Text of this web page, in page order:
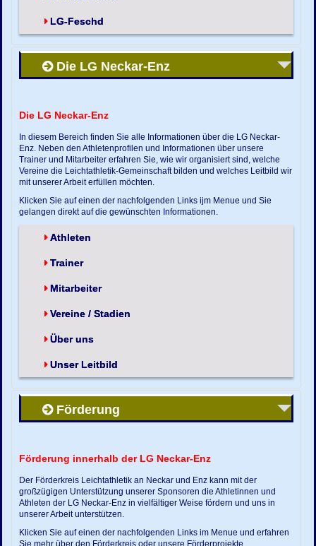
LG-Feschd
Die LG Neckar-Enz
Die LG Neckar-Enz
In diesem Bereich finden Sie alle Informationen über die LG Neckar-
Enz. Neben den Athletenprofilen und Informationen über unsere
Trainer und Mitarbeiter erfahren Sie, wie wir organisiert sind, welche
Vereine die Leichtathletik-Gemeinschaft bilden und welches Leitbild wir
mit unserer Arbeit erfüllen möchten.
Klicken Sie auf einen der nachfolgenden Links ijm Menue und Sie
gelangen direkt auf die gewünschten Informationen.
Athleten
Trainer
Mitarbeiter
Vereine / Stadien
Über uns
Unser Leitbild
Förderung
Förderung innerhalb der LG Neckar-Enz
Der Förderkreis Leichtathletik an Neckar und Enz kann mit der
großzügigen Unterstützung unserer Sponsoren die Athletinnen und
Athleten der LG Neckar-Enz in vielfältiger Weise fördern und uns in
unserer Arbeit unterstützen.
Klicken Sie auf einen der nachfolgenden Links im Menue und erfahren
Sie mehr über den Förderkreis oder unsere Förderprojekte.